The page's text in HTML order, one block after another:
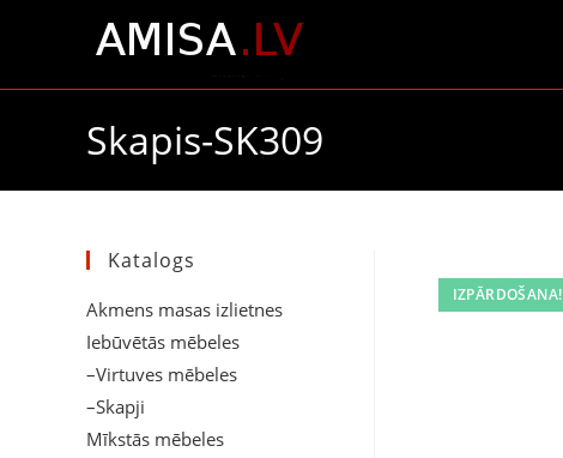
Skapis-SK309
IZPĀRDOŠANA!
Katalogs
Akmens masas izlietnes
Iebūvētās mēbeles
–Virtuves mēbeles
–Skapji
Mīkstās mēbeles